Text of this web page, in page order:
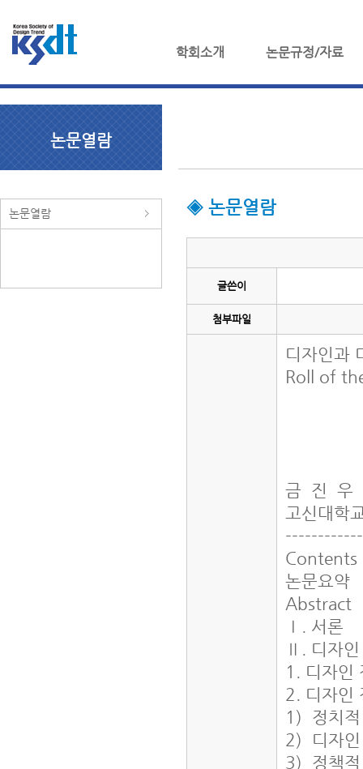
학회소개 논문규정/자료
논문열람
논문열람 ◈ 논문열람
글쓴이
첨부파일
디자인과
Roll of
금 진 우
고신대학
Contents
논문요약
Abstract
Ⅰ. 서론
Ⅱ. 디자
1. 디자인
2. 디자인
1) 정치
2) 디자
3) 정책